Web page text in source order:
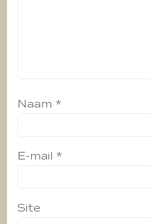
Naam *
E-mail *
Site